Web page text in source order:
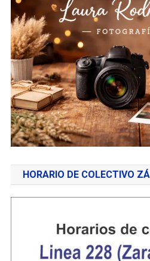
HORARIO DE COLECTIVO